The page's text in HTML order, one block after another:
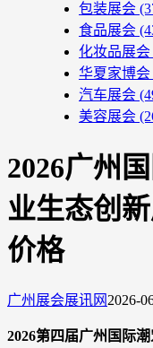
包装展会
食品展会
化妆品展会
华夏家博会
汽车展会
美容展会
2026广州
业生态创
价格
广州展会展讯网 2026-
2026第四届广州国际